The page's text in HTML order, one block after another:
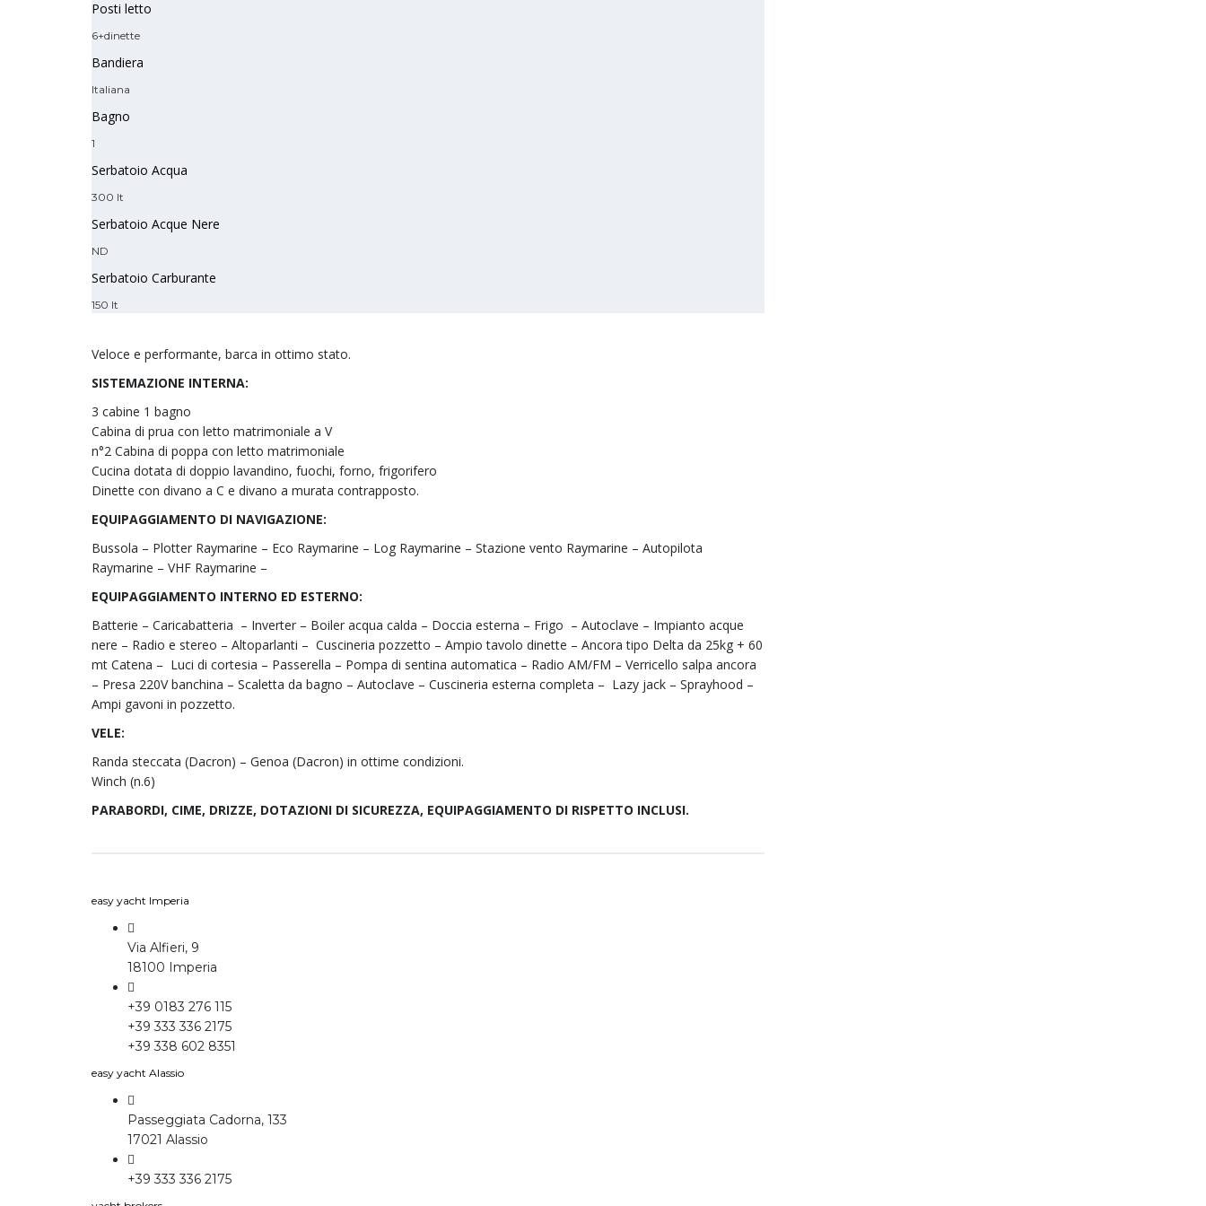
Posti letto
6+dinette
Bandiera
Italiana
Bagno
1
Serbatoio Acqua
300 lt
Serbatoio Acque Nere
ND
Serbatoio Carburante
150 lt
Veloce e performante, barca in ottimo stato.
SISTEMAZIONE INTERNA:
3 cabine 1 bagno
Cabina di prua con letto matrimoniale a V
n°2 Cabina di poppa con letto matrimoniale
Cucina dotata di doppio lavandino, fuochi, forno, frigorifero
Dinette con divano a C e divano a murata contrapposto.
EQUIPAGGIAMENTO DI NAVIGAZIONE:
Bussola – Plotter Raymarine – Eco Raymarine – Log Raymarine – Stazione vento Raymarine – Autopilota
Raymarine – VHF Raymarine –
EQUIPAGGIAMENTO INTERNO ED ESTERNO:
Batterie – Caricabatteria – Inverter – Boiler acqua calda – Doccia esterna – Frigo – Autoclave – Impianto acque
nere – Radio e stereo – Altoparlanti – Cuscineria pozzetto – Ampio tavolo dinette – Ancora tipo Delta da 25kg + 60
mt Catena – Luci di cortesia – Passerella – Pompa di sentina automatica – Radio AM/FM – Verricello salpa ancora
– Presa 220V banchina – Scaletta da bagno – Autoclave – Cuscineria esterna completa – Lazy jack – Sprayhood –
Ampi gavoni in pozzetto.
VELE:
Randa steccata (Dacron) – Genoa (Dacron) in ottime condizioni.
Winch (n.6)
PARABORDI, CIME, DRIZZE, DOTAZIONI DI SICUREZZA, EQUIPAGGIAMENTO DI RISPETTO INCLUSI.
easy yacht Imperia
Via Alfieri, 9
18100 Imperia
+39 0183 276 115
+39 333 336 2175
+39 338 602 8351
easy yacht Alassio
Passeggiata Cadorna, 133
17021 Alassio
+39 333 336 2175